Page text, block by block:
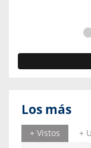
Los más
+ Vistos
+